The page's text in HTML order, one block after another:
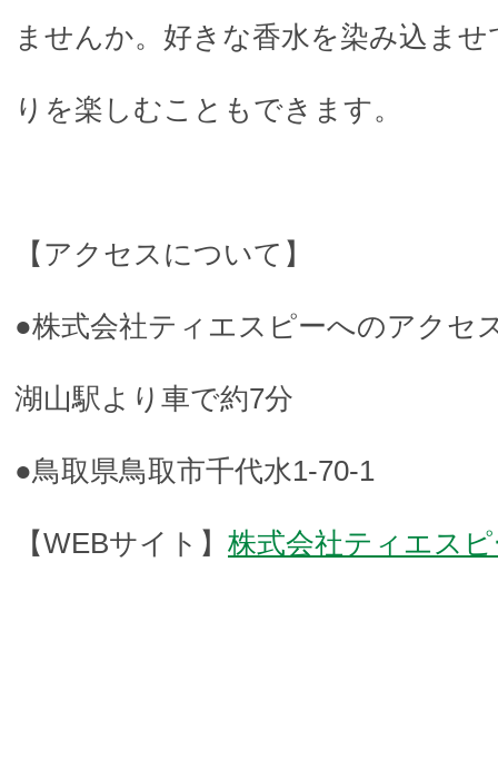
ませんか。好きな香水を染み込ま
りを楽しむこともできます。
【アクセスについて】
●株式会社ティエスピーへのアクセ
湖山駅より車で約7分
●鳥取県鳥取市千代水1‐70‐1
【WEBサイト】 株式会社ティエス